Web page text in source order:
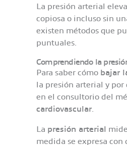
La presión arterial
copiosa o incluso sin
existen métodos que
puntuales.
Comprendiendo la
Para saber cómo bajar
la presión arterial y por
en el consultorio del
cardiovascular.
La presión arterial
medida se expresa con